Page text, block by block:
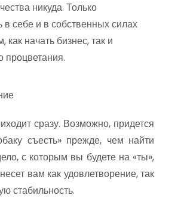
никуда. Только
в себе и в собственных силах
как начать бизнес, так и
процветания.
сразу. Возможно, придется
съесть» прежде, чем найти
с которым вы будете на «ты»,
вам как удовлетворение, так
стабильность.